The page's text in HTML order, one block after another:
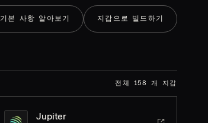
기본 사항 알아보기 지갑으로 빌드하기
전체 158 개 지갑
Jupiter